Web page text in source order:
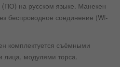
на русском языке. Манекен
беспроводное соединение (Wi-
комплектуется съёмными
модулями торса.